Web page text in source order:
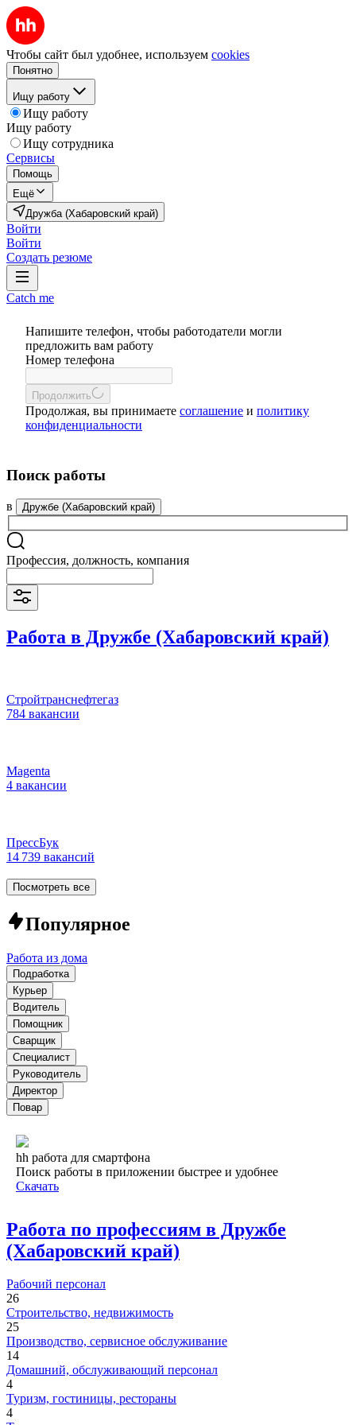
Чтобы сайт был удобнее, используем cookies
Понятно
Ищу работу
Ищу работу
Ищу работу
Ищу сотрудника
Сервисы
Помощь
Ещё
Дружба (Хабаровский край)
Войти
Войти
Создать резюме
Catch me
Напишите телефон, чтобы работодатели могли
предложить вам работу
Номер телефона
Продолжить
Продолжая, вы принимаете соглашение и политику
конфиденциальности
Поиск работы
в Дружбе (Хабаровский край)
Профессия, должность, компания
Работа в Дружбе (Хабаровский край)
Стройтранснефтегаз
784 вакансии
Magenta
4 вакансии
ПрессБук
14 739 вакансий
Посмотреть все
Популярное
Работа из дома
Подработка
Курьер
Водитель
Помощник
Сварщик
Специалист
Руководитель
Директор
Повар
hh работа для смартфона
Поиск работы в приложении быстрее и удобнее
Скачать
Работа по профессиям в Дружбе
(Хабаровский край)
Рабочий персонал
26
Строительство, недвижимость
25
Производство, сервисное обслуживание
14
Домашний, обслуживающий персонал
4
Туризм, гостиницы, рестораны
4